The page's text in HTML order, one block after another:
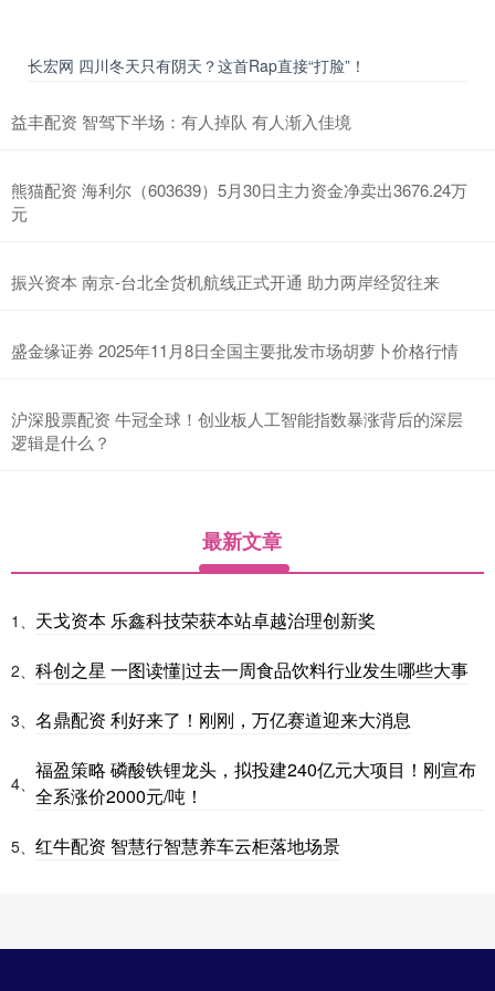
长宏网 四川冬天只有阴天？这首Rap直接“打脸”！
益丰配资 智驾下半场：有人掉队 有人渐入佳境
熊猫配资 海利尔（603639）5月30日主力资金净卖出3676.24万
元
振兴资本 南京-台北全货机航线正式开通 助力两岸经贸往来
盛金缘证券 2025年11月8日全国主要批发市场胡萝卜价格行情
沪深股票配资 牛冠全球！创业板人工智能指数暴涨背后的深层
逻辑是什么？
最新文章
1、 天戈资本 乐鑫科技荣获本站卓越治理创新奖
2、 科创之星 一图读懂|过去一周食品饮料行业发生哪些大事
3、 名鼎配资 利好来了！刚刚，万亿赛道迎来大消息
4、
福盈策略 磷酸铁锂龙头，拟投建240亿元大项目！刚宣布
全系涨价2000元/吨！
5、 红牛配资 智慧行智慧养车云柜落地场景